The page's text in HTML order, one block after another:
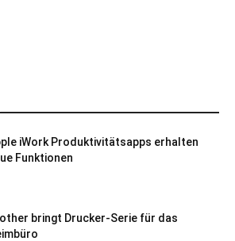
iWork Produktivitätsapps erhalten
Funktionen
bringt Drucker-Serie für das